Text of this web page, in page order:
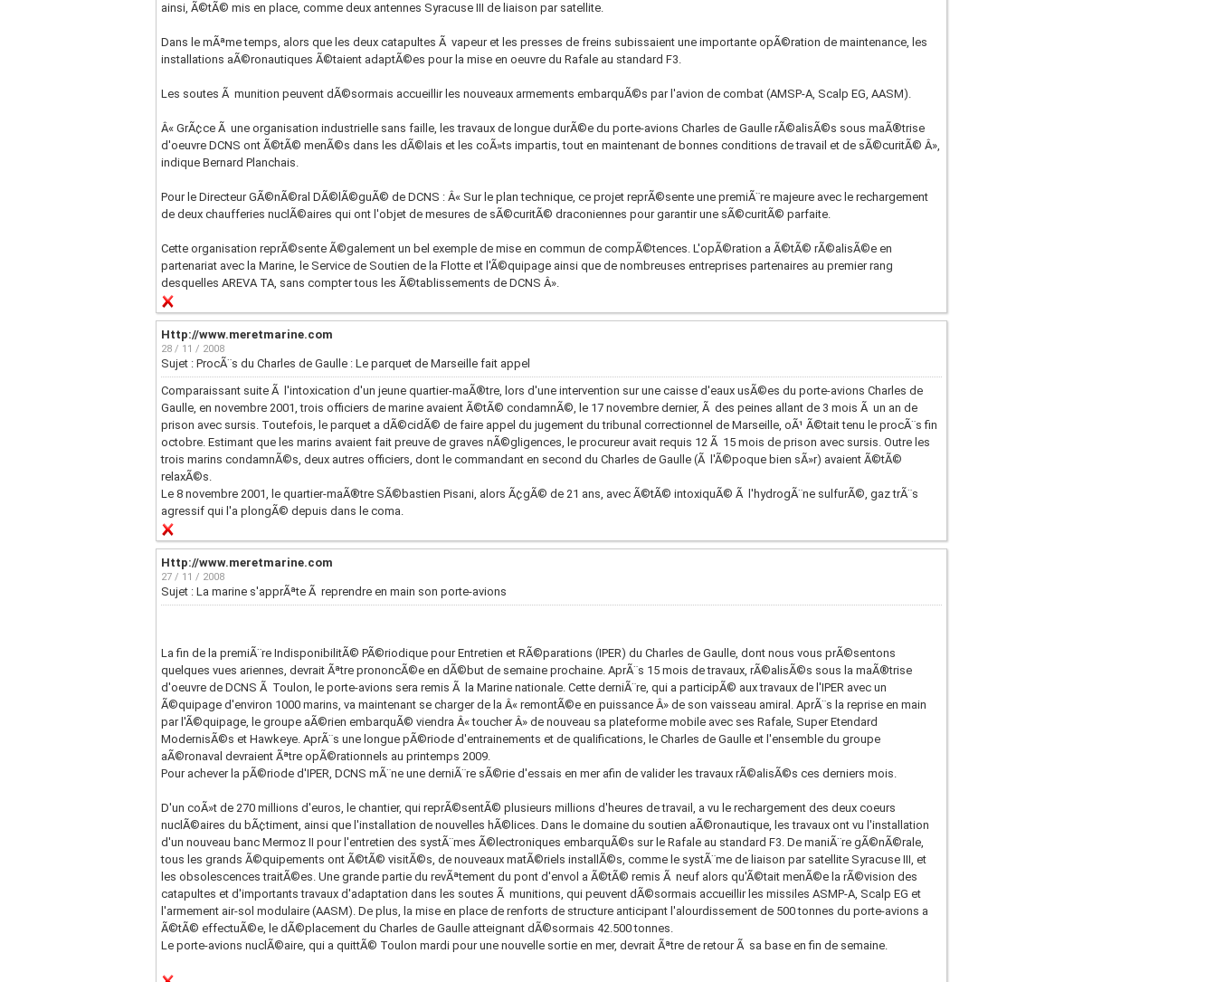
ainsi, Ã©tÃ© mis en place, comme deux antennes Syracuse III de liaison par satellite.
Dans le mÃªme temps, alors que les deux catapultes Ã vapeur et les presses de freins subissaient une importante opÃ©ration de maintenance, les
installations aÃ©ronautiques Ã©taient adaptÃ©es pour la mise en oeuvre du Rafale au standard F3.
Les soutes Ã munition peuvent dÃ©sormais accueillir les nouveaux armements embarquÃ©s par l'avion de combat (AMSP-A, Scalp EG, AASM).
Â« GrÃ¢ce Ã une organisation industrielle sans faille, les travaux de longue durÃ©e du porte-avions Charles de Gaulle rÃ©alisÃ©s sous maÃ®trise
d'oeuvre DCNS ont Ã©tÃ© menÃ©s dans les dÃ©lais et les coÃ»ts impartis, tout en maintenant de bonnes conditions de travail et de sÃ©curitÃ© Â»,
indique Bernard Planchais.
Pour le Directeur GÃ©nÃ©ral DÃ©lÃ©guÃ© de DCNS : Â« Sur le plan technique, ce projet reprÃ©sente une premiÃ¨re majeure avec le rechargement
de deux chaufferies nuclÃ©aires qui ont l'objet de mesures de sÃ©curitÃ© draconiennes pour garantir une sÃ©curitÃ© parfaite.
Cette organisation reprÃ©sente Ã©galement un bel exemple de mise en commun de compÃ©tences. L'opÃ©ration a Ã©tÃ© rÃ©alisÃ©e en
partenariat avec la Marine, le Service de Soutien de la Flotte et l'Ã©quipage ainsi que de nombreuses entreprises partenaires au premier rang
desquelles AREVA TA, sans compter tous les Ã©tablissements de DCNS Â».
Http://www.meretmarine.com
28 / 11 / 2008
Sujet : ProcÃ¨s du Charles de Gaulle : Le parquet de Marseille fait appel
Comparaissant suite Ã l'intoxication d'un jeune quartier-maÃ®tre, lors d'une intervention sur une caisse d'eaux usÃ©es du porte-avions Charles de
Gaulle, en novembre 2001, trois officiers de marine avaient Ã©tÃ© condamnÃ©, le 17 novembre dernier, Ã des peines allant de 3 mois Ã un an de
prison avec sursis. Toutefois, le parquet a dÃ©cidÃ© de faire appel du jugement du tribunal correctionnel de Marseille, oÃ¹ Ã©tait tenu le procÃ¨s fin
octobre. Estimant que les marins avaient fait preuve de graves nÃ©gligences, le procureur avait requis 12 Ã 15 mois de prison avec sursis. Outre les
trois marins condamnÃ©s, deux autres officiers, dont le commandant en second du Charles de Gaulle (Ã l'Ã©poque bien sÃ»r) avaient Ã©tÃ©
relaxÃ©s.
Le 8 novembre 2001, le quartier-maÃ®tre SÃ©bastien Pisani, alors Ã¢gÃ© de 21 ans, avec Ã©tÃ© intoxiquÃ© Ã l'hydrogÃ¨ne sulfurÃ©, gaz trÃ¨s
agressif qui l'a plongÃ© depuis dans le coma.
Http://www.meretmarine.com
27 / 11 / 2008
Sujet : La marine s'apprÃªte Ã reprendre en main son porte-avions
La fin de la premiÃ¨re IndisponibilitÃ© PÃ©riodique pour Entretien et RÃ©parations (IPER) du Charles de Gaulle, dont nous vous prÃ©sentons
quelques vues ariennes, devrait Ãªtre prononcÃ©e en dÃ©but de semaine prochaine. AprÃ¨s 15 mois de travaux, rÃ©alisÃ©s sous la maÃ®trise
d'oeuvre de DCNS Ã Toulon, le porte-avions sera remis Ã la Marine nationale. Cette derniÃ¨re, qui a participÃ© aux travaux de l'IPER avec un
Ã©quipage d'environ 1000 marins, va maintenant se charger de la Â« remontÃ©e en puissance Â» de son vaisseau amiral. AprÃ¨s la reprise en main
par l'Ã©quipage, le groupe aÃ©rien embarquÃ© viendra Â« toucher Â» de nouveau sa plateforme mobile avec ses Rafale, Super Etendard
ModernisÃ©s et Hawkeye. AprÃ¨s une longue pÃ©riode d'entrainements et de qualifications, le Charles de Gaulle et l'ensemble du groupe
aÃ©ronaval devraient Ãªtre opÃ©rationnels au printemps 2009.
Pour achever la pÃ©riode d'IPER, DCNS mÃ¨ne une derniÃ¨re sÃ©rie d'essais en mer afin de valider les travaux rÃ©alisÃ©s ces derniers mois.
D'un coÃ»t de 270 millions d'euros, le chantier, qui reprÃ©sentÃ© plusieurs millions d'heures de travail, a vu le rechargement des deux coeurs
nuclÃ©aires du bÃ¢timent, ainsi que l'installation de nouvelles hÃ©lices. Dans le domaine du soutien aÃ©ronautique, les travaux ont vu l'installation
d'un nouveau banc Mermoz II pour l'entretien des systÃ¨mes Ã©lectroniques embarquÃ©s sur le Rafale au standard F3. De maniÃ¨re gÃ©nÃ©rale,
tous les grands Ã©quipements ont Ã©tÃ© visitÃ©s, de nouveaux matÃ©riels installÃ©s, comme le systÃ¨me de liaison par satellite Syracuse III, et
les obsolescences traitÃ©es. Une grande partie du revÃªtement du pont d'envol a Ã©tÃ© remis Ã neuf alors qu'Ã©tait menÃ©e la rÃ©vision des
catapultes et d'importants travaux d'adaptation dans les soutes Ã munitions, qui peuvent dÃ©sormais accueillir les missiles ASMP-A, Scalp EG et
l'armement air-sol modulaire (AASM). De plus, la mise en place de renforts de structure anticipant l'alourdissement de 500 tonnes du porte-avions a
Ã©tÃ© effectuÃ©e, le dÃ©placement du Charles de Gaulle atteignant dÃ©sormais 42.500 tonnes.
Le porte-avions nuclÃ©aire, qui a quittÃ© Toulon mardi pour une nouvelle sortie en mer, devrait Ãªtre de retour Ã sa base en fin de semaine.